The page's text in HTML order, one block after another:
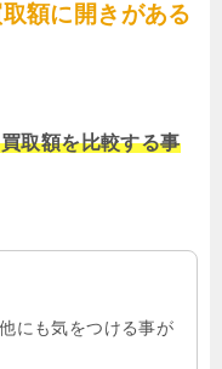
額に開きがある
取額を比較する事
にも気をつける事が